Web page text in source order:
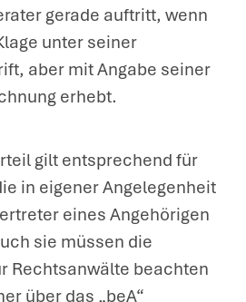
gerade auftritt, wenn
unter seiner
aber mit Angabe seiner
erhebt.
gilt entsprechend für
in eigener Angelegenheit
eines Angehörigen
sie müssen die
Rechtsanwälte beachten
über das „beA“